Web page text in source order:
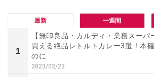
最新 一週間
1
【無印良品・カルディ・業務スーパ
買える絶品レトルトカレー3選！本
のに...
2023/02/23